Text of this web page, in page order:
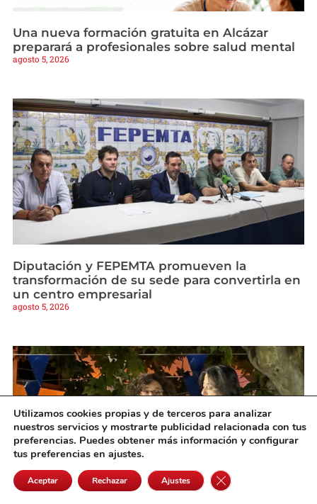
Una nueva formación gratuita en Alcázar
preparará a profesionales sobre salud mental
agosto 5, 2026
Diputación y FEPEMTA promueven la
transformación de su sede para convertirla en
un centro empresarial
agosto 5, 2026
Utilizamos cookies propias y de terceros para analizar
nuestros servicios y mostrarte publicidad relacionada con tus
preferencias. Puedes obtener más información y configurar
tus preferencias en ajustes.
Aceptar Rechazar Ajustes Cerrar el banner de